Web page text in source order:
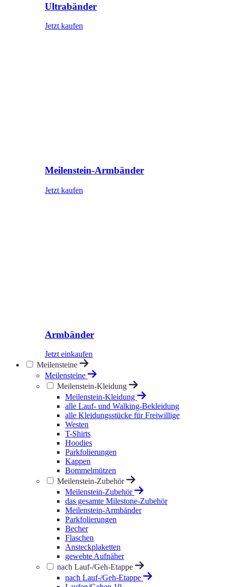
Ultrabänder
Jetzt kaufen
Meilenstein-Armbänder
Jetzt kaufen
Armbänder
Jetzt einkaufen
Meilensteine
Meilensteine
Meilenstein-Kleidung
Meilenstein-Kleidung
alle Lauf- und Walking-Bekleidung
alle Kleidungsstücke für Freiwillige
Westen
T-Shirts
Hoodies
Parkfolierungen
Kappen
Bommelmützen
Meilenstein-Zubehör
Meilenstein-Zubehör
das gesamte Milestone-Zubehör
Meilenstein-Armbänder
Parkfolierungen
Becher
Flaschen
Ansteckplaketten
gewebte Aufnäher
nach Lauf-/Geh-Etappe
nach Lauf-/Geh-Etappe